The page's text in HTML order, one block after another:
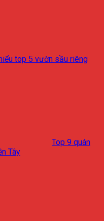
top 5 vườn sầu riêng
Top 9 quán
Tây